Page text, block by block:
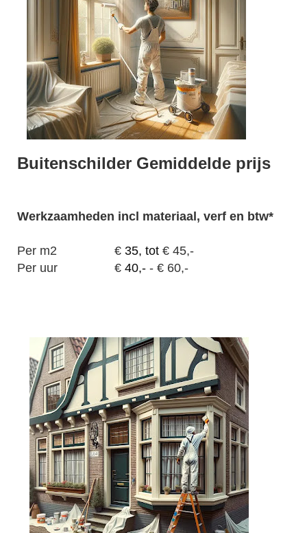
Buitenschilder Gemiddelde prijs
Werkzaamheden incl materiaal, verf en btw*
Per m2 € 35, tot € 45,-
Per uur
€ 40,- - € 60,-